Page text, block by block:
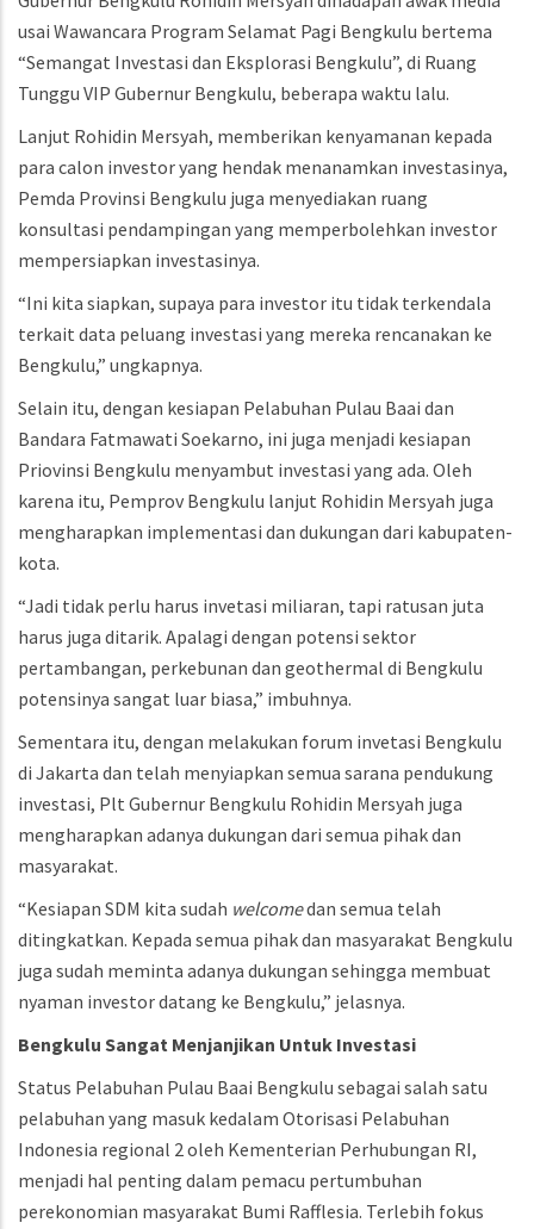
usai Wawancara Program Selamat Pagi Bengkulu bertema
“Semangat Investasi dan Eksplorasi Bengkulu”, di Ruang
Tunggu VIP Gubernur Bengkulu, beberapa waktu lalu.
Lanjut Rohidin Mersyah, memberikan kenyamanan kepada
para calon investor yang hendak menanamkan investasinya,
Pemda Provinsi Bengkulu juga menyediakan ruang
konsultasi pendampingan yang memperbolehkan investor
mempersiapkan investasinya.
“Ini kita siapkan, supaya para investor itu tidak terkendala
terkait data peluang investasi yang mereka rencanakan ke
Bengkulu,” ungkapnya.
Selain itu, dengan kesiapan Pelabuhan Pulau Baai dan
Bandara Fatmawati Soekarno, ini juga menjadi kesiapan
Priovinsi Bengkulu menyambut investasi yang ada. Oleh
karena itu, Pemprov Bengkulu lanjut Rohidin Mersyah juga
mengharapkan implementasi dan dukungan dari kabupaten-
kota.
“Jadi tidak perlu harus invetasi miliaran, tapi ratusan juta
harus juga ditarik. Apalagi dengan potensi sektor
pertambangan, perkebunan dan geothermal di Bengkulu
potensinya sangat luar biasa,” imbuhnya.
Sementara itu, dengan melakukan forum invetasi Bengkulu
di Jakarta dan telah menyiapkan semua sarana pendukung
investasi, Plt Gubernur Bengkulu Rohidin Mersyah juga
mengharapkan adanya dukungan dari semua pihak dan
masyarakat.
“Kesiapan SDM kita sudah welcomedan semua telah
ditingkatkan. Kepada semua pihak dan masyarakat Bengkulu
juga sudah meminta adanya dukungan sehingga membuat
nyaman investor datang ke Bengkulu,” jelasnya.
Bengkulu Sangat Menjanjikan Untuk Investasi
Status Pelabuhan Pulau Baai Bengkulu sebagai salah satu
pelabuhan yang masuk kedalam Otorisasi Pelabuhan
Indonesia regional 2 oleh Kementerian Perhubungan RI,
menjadi hal penting dalam pemacu pertumbuhan
perekonomian masyarakat Bumi Rafflesia. Terlebih fokus